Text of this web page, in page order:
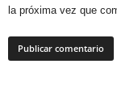
la próxima vez que